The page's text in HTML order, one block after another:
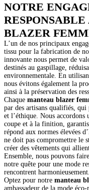
NOTRE
BLAZER
L’un de nos principaux
tissu pour la fabrication de
innovante nous permet de
destinés au gaspillage,
environnementale. En
nous évitons également la
ainsi à la préservation des
Chaque manteau blazer
par des artisans qualifiés, qui
et l’éthique. Nous
coupe et à la finition,
répond aux normes élevées
ne doit pas compromettre le
créer des vêtements qui
Ensemble, nous pouvons
notre quête pour une mode
rencontrent harmonieusement.
Optez pour notre manteau
ambassadeur de la mode éco-